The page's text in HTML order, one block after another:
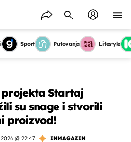
Sport Putovanja Lifestyle
Startaj
su snage i stvorili
proizvod!
@ 22:47
INMAGAZIN